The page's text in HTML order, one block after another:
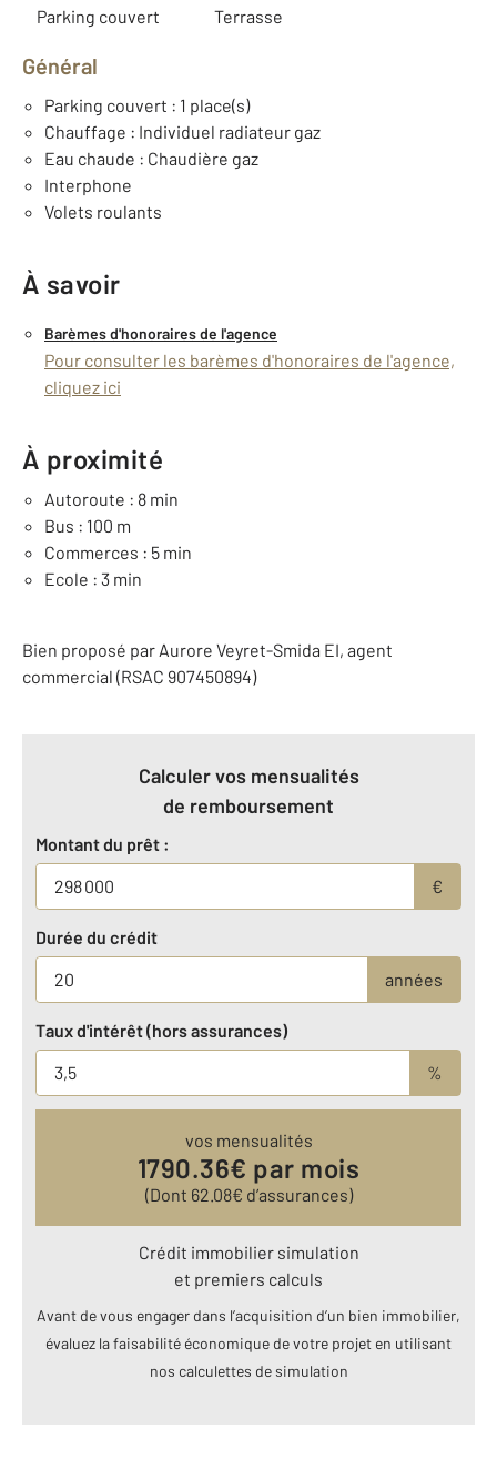
Parking couvert Terrasse
Général
Parking couvert : 1 place(s)
Chauffage : Individuel radiateur gaz
Eau chaude : Chaudière gaz
Interphone
Volets roulants
À savoir
Barèmes d'honoraires de l'agence
Pour consulter les barèmes d'honoraires de l'agence,
cliquez ici
À proximité
Autoroute : 8 min
Bus : 100 m
Commerces : 5 min
Ecole : 3 min
Bien proposé par Aurore Veyret-Smida EI, agent
commercial (RSAC 907450894)
Calculer vos mensualités
de remboursement
Montant du prêt :
€
Durée du crédit
années
Taux d'intérêt (hors assurances)
%
vos mensualités
1790.36€ par mois
(Dont 62.08€ d’assurances)
Crédit immobilier simulation
et premiers calculs
Avant de vous engager dans l’acquisition d’un bien immobilier,
évaluez la faisabilité économique de votre projet en utilisant
nos calculettes de simulation